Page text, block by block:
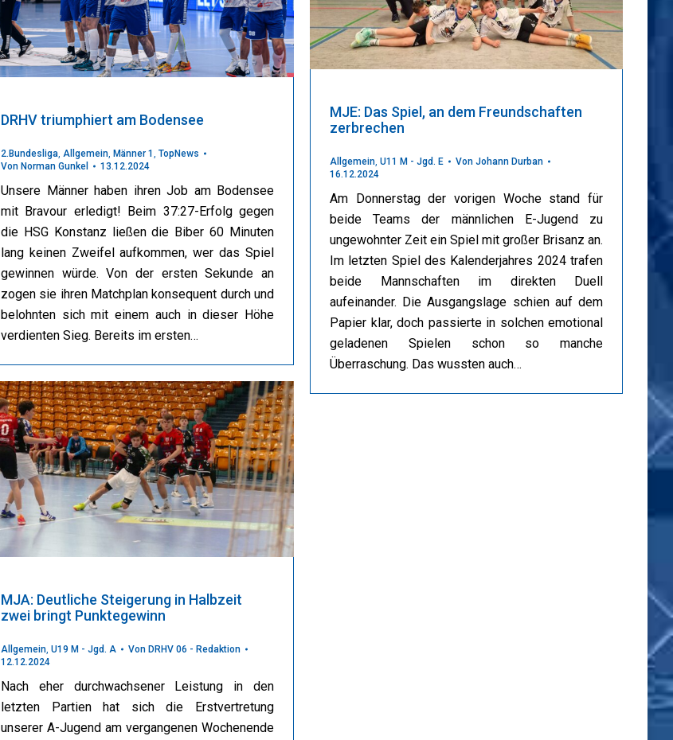
MJE: Das Spiel, an dem Freundschaften
zerbrechen
Allgemein, U11 M - Jgd. E Von Johann Durban
16.12.2024
Am Donnerstag der vorigen Woche stand für
beide Teams der männlichen E-Jugend zu
ungewohnter Zeit ein Spiel mit großer Brisanz an.
Im letzten Spiel des Kalenderjahres 2024 trafen
beide Mannschaften im direkten Duell
aufeinander. Die Ausgangslage schien auf dem
Papier klar, doch passierte in solchen emotional
geladenen Spielen schon so manche
Überraschung. Das wussten auch…
DRHV triumphiert am Bodensee
2.Bundesliga, Allgemein, Männer 1 , TopNews
Von Norman Gunkel 13.12.2024
Unsere Männer haben ihren Job am Bodensee
mit Bravour erledigt! Beim 37:27-Erfolg gegen
die HSG Konstanz ließen die Biber 60 Minuten
lang keinen Zweifel aufkommen, wer das Spiel
gewinnen würde. Von der ersten Sekunde an
zogen sie ihren Matchplan konsequent durch und
belohnten sich mit einem auch in dieser Höhe
verdienten Sieg. Bereits im ersten…
MJA: Deutliche Steigerung in Halbzeit
zwei bringt Punktegewinn
Allgemein, U19 M - Jgd. A Von DRHV 06 - Redaktion
12.12.2024
Nach eher durchwachsener Leistung in den
letzten Partien hat sich die Erstvertretung
unserer A-Jugend am vergangenen Wochenende